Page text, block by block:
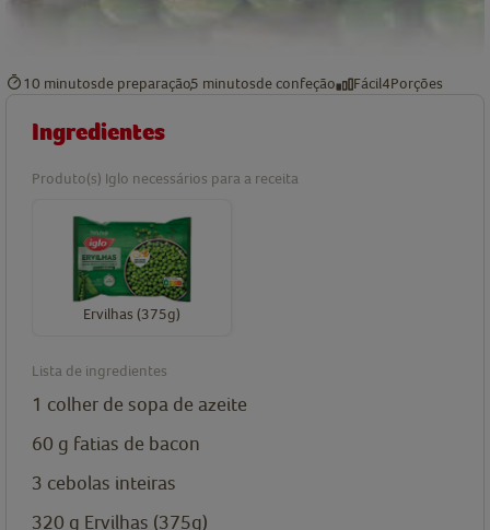
10 minutosde preparação5 minutosde confeção Fácil4Porções
Ingredientes
Produto(s) Iglo necessários para a receita
Ervilhas (375g)
Lista de ingredientes
1 colher de sopa de azeite
60 g fatias de bacon
3 cebolas inteiras
320 g Ervilhas (375g)